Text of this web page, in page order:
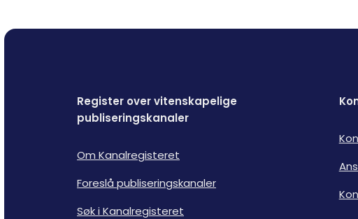
Register over vitenskapelige
publiseringskanaler
Om Kanalregisteret
Foreslå publiseringskanaler
Søk i Kanalregisteret